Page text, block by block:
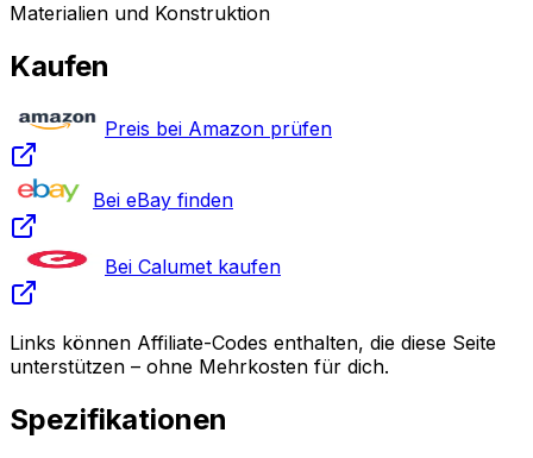
Materialien und Konstruktion
Kaufen
Preis bei Amazon prüfen
Bei eBay finden
Bei Calumet kaufen
Links können Affiliate-Codes enthalten, die diese Seite
unterstützen – ohne Mehrkosten für dich.
Spezifikationen